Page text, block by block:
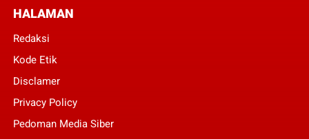
HALAMAN
Redaksi
Kode Etik
Disclamer
Privacy Policy
Pedoman Media Siber